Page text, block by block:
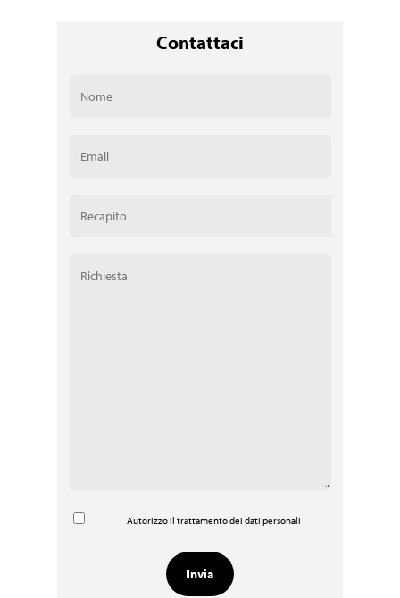
Contattaci
Autorizzo il trattamento dei dati personali